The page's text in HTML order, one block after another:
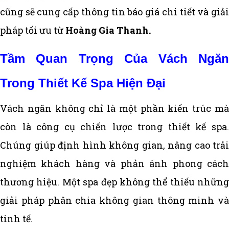
cũng sẽ cung cấp thông tin báo giá chi tiết và giải
pháp tối ưu từ Hoàng Gia Thanh.
Tầm Quan Trọng Của Vách Ngăn
Trong Thiết Kế Spa Hiện Đại
Vách ngăn không chỉ là một phần kiến trúc mà
còn là công cụ chiến lược trong thiết kế spa.
Chúng giúp định hình không gian, nâng cao trải
nghiệm khách hàng và phản ánh phong cách
thương hiệu. Một spa đẹp không thể thiếu những
giải pháp phân chia không gian thông minh và
tinh tế.